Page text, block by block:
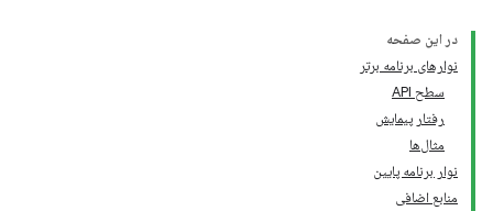
در این صفحه
نوارهای برنامه برتر
سطح API
رفتار پیمایش
مثال‌ها
نوار برنامه پایین
منابع اضافی